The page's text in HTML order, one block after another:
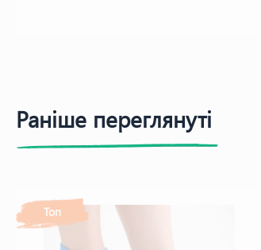
Раніше переглянуті
Топ